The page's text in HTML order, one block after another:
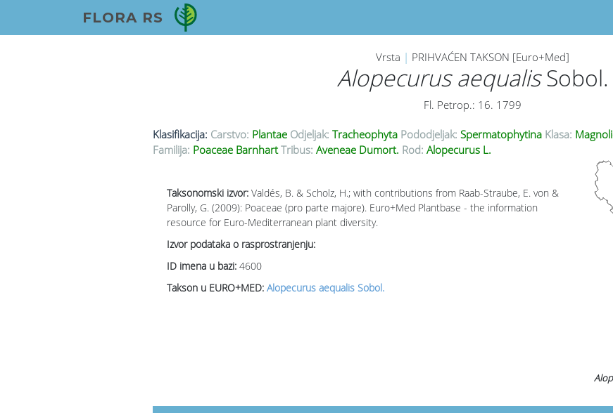
FLORA RS
Vrsta | PRIHVAĆEN TAKSON [Euro+Med]
Alopecurus aequalisSobol.
Fl. Petrop.: 16. 1799
Klasifikacija: Carstvo: Plantae Odjeljak: Tracheophyta Pododjeljak: Spermatophytina Klasa:
Familija: Poaceae BarnhartTribus: Aveneae Dumort. Rod: Alopecurus L.
Taksonomski izvor: Valdés, B. & Scholz, H.; with contributions from Raab-Straube, E. von &
Parolly, G. (2009): Poaceae (pro parte majore). Euro+Med Plantbase - the information
resource for Euro-Mediterranean plant diversity.
Izvor podataka o rasprostranjenju:
ID imena u bazi: 4600
Takson u EURO+MED: Alopecurus aequalis Sobol.